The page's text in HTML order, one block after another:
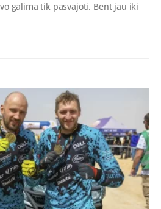
galima tik pasvajoti. Bent jau iki